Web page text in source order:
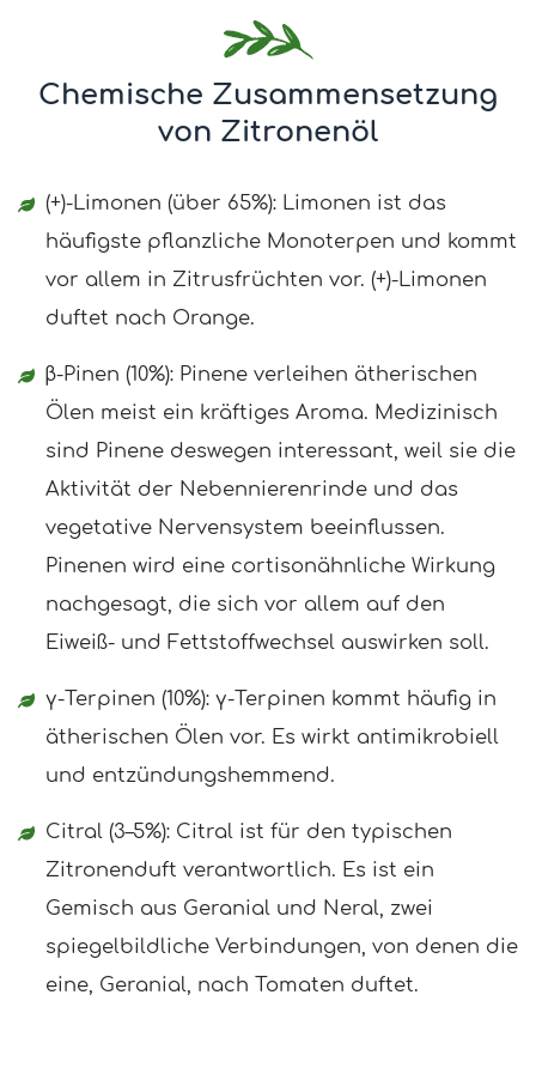
Chemische Zusammensetzung
von Zitronenöl
(+)-Limonen (über 65%): Limonen ist das
häufigste pflanzliche Monoterpen und kommt
vor allem in Zitrusfrüchten vor. (+)-Limonen
duftet nach Orange.
β-Pinen (10%): Pinene verleihen ätherischen
Ölen meist ein kräftiges Aroma. Medizinisch
sind Pinene deswegen interessant, weil sie die
Aktivität der Nebennierenrinde und das
vegetative Nervensystem beeinflussen.
Pinenen wird eine cortisonähnliche Wirkung
nachgesagt, die sich vor allem auf den
Eiweiß- und Fettstoffwechsel auswirken soll.
γ-Terpinen (10%): γ-Terpinen kommt häufig in
ätherischen Ölen vor. Es wirkt antimikrobiell
und entzündungshemmend.
Citral (3–5%): Citral ist für den typischen
Zitronenduft verantwortlich. Es ist ein
Gemisch aus Geranial und Neral, zwei
spiegelbildliche Verbindungen, von denen die
eine, Geranial, nach Tomaten duftet.